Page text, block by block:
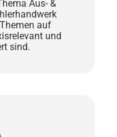
Aus- &
auf
und
sind.